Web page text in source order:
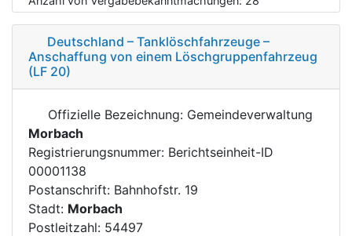
Deutschland – Tanklöschfahrzeuge –
Anschaffung von einem Löschgruppenfahrzeug
(LF 20)
Offizielle Bezeichnung: Gemeindeverwaltung
Morbach
Registrierungsnummer: Berichtseinheit-ID
00001138
Postanschrift: Bahnhofstr. 19
Stadt: Morbach
Postleitzahl: 54497